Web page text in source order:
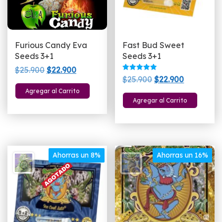
Furious Candy Eva
Seeds 3+1
$25.900 El
precio
original
$22.900El
precio
actual
Agregar al Carrito
Fast Bud Sweet
Seeds 3+1
Valorado
con
de 5
$25.900El
precio
original
$22.900El
precio
actual
Agregar al Carrito
Ahorras un 8% Ahorras un 16%